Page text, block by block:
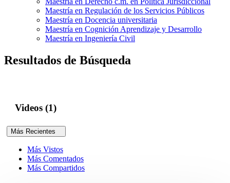
Maestría en Regulación de los Servicios Públicos
Maestría en Docencia universitaria
Maestría en Cognición Aprendizaje y Desarrollo
Maestría en Ingeniería Civil
Resultados de Búsqueda
Videos (1)
Más Recientes
Más Vistos
Más Comentados
Más Compartidos